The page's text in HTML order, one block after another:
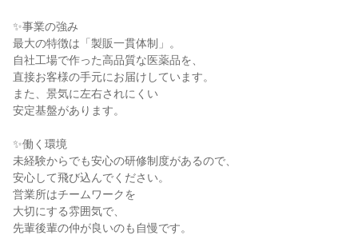
✨事業の強み
最大の特徴は「製販一貫体制」。
自社工場で作った高品質な医薬品を、
直接お客様の手元にお届けしています。
また、景気に左右されにくい
安定基盤があります。
✨働く環境
未経験からでも安心の研修制度があるので、
安心して飛び込んでください。
営業所はチームワークを
大切にする雰囲気で、
先輩後輩の仲が良いのも自慢です。